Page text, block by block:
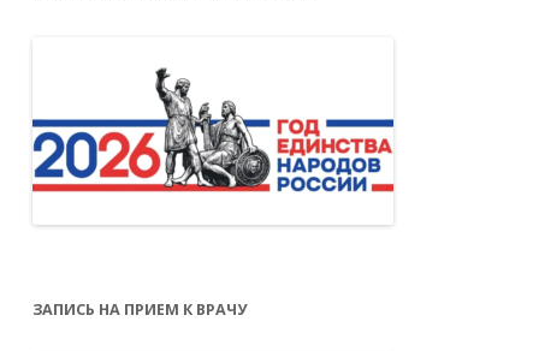
ЗАПИСЬ НА ПРИЕМ К ВРАЧУ